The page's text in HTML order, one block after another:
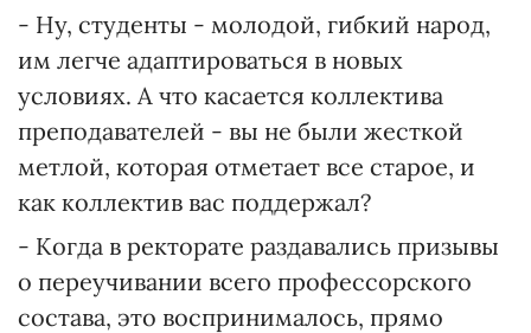
- Ну, студенты - молодой, гибкий народ,
им легче адаптироваться в новых
условиях. А что касается коллектива
преподавателей - вы не были жесткой
метлой, которая отметает все старое, и
как коллектив вас поддержал?
- Когда в ректорате раздавались призывы
о переучивании всего профессорского
состава, это воспринималось, прямо